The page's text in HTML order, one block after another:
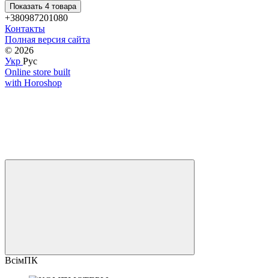
Показать 4 товара
+380987201080
Контакты
Полная версия сайта
© 2026
Укр Рус
Online store built
with Horoshop
ВсімПК